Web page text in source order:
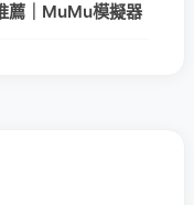
薦｜MuMu模擬器